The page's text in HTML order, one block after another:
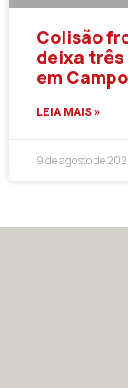
Colisão
deixa três
em
LEIA MAIS »
9 de agosto de